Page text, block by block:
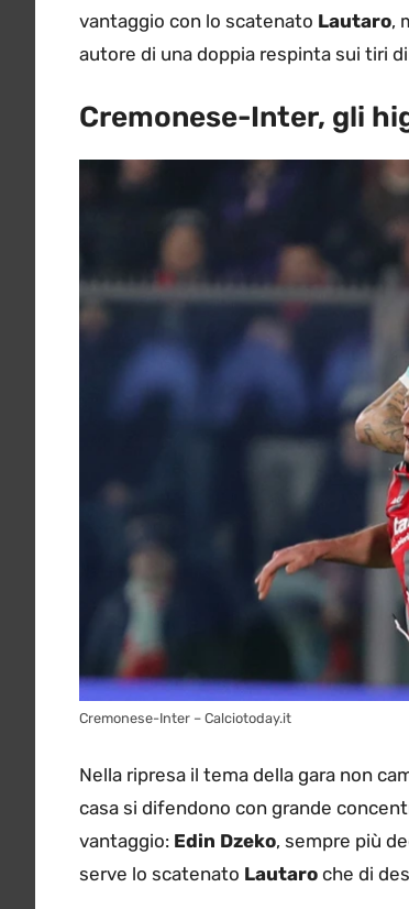
vantaggio con lo scatenato Lautaro,
autore di una doppia respinta sui tiri di
Cremonese-Inter, gli
Cremonese-Inter – Calciotoday.it
Nella ripresa il tema della gara non
casa si difendono con grande
vantaggio: Edin Dzeko, sempre più
serve lo scatenato Lautaro che di